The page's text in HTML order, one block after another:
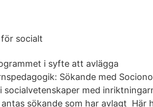
socialt
i syfte att avlägga
Sökande med
med
sökande som har avlagt Här